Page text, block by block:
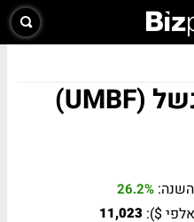
השנה: 26.2%
$):
11,023